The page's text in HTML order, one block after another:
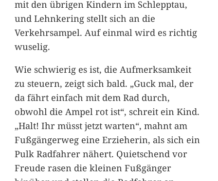
mit den übrigen Kindern im Schlepptau,
und Lehnkering stellt sich an die
Verkehrsampel. Auf einmal wird es richtig
wuselig.
Wie schwierig es ist, die Aufmerksamkeit
zu steuern, zeigt sich bald. „Guck mal, der
da fährt einfach mit dem Rad durch,
obwohl die Ampel rot ist“, schreit ein Kind.
„Halt! Ihr müsst jetzt warten“, mahnt am
Fußgängerweg eine Erzieherin, als sich ein
Pulk Radfahrer nähert. Quietschend vor
Freude rasen die kleinen Fußgänger